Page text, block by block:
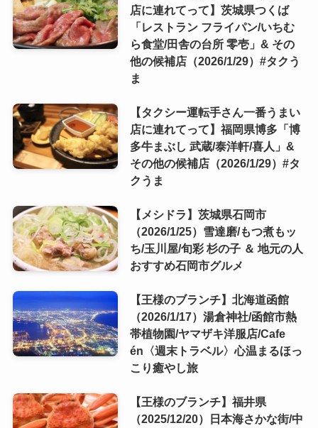
店に連れてって】茨城県つくば
「レストラン フライパン/いちむ
ら食堂/田舎の台所 零壱」& その
他の候補店（2026/1/29）#タクう
ま
【タクシー運転手さん一番うまい
店に連れてって】福岡県博多「博
多牛まぶし 武蔵/泰洋軒/喜人」&
その他の候補店（2026/1/29）#タ
クうま
【メシドラ】茨城県石岡市
（2026/1/25）雪達磨/もつ煮もッ
ち/玉川屋/旬彩 杉の子 ＆ 地元の人
おすすめ石岡市グルメ
【王様のブランチ】北海道函館
（2026/1/17）湯倉神社/函館市熱
帯植物園/ヤマザキ洋服店/Cafe
én〈週末トラベル〉心温まるほっ
こり癒やし旅
【王様のブランチ】福井県
（2025/12/20）日本海さかな街/中